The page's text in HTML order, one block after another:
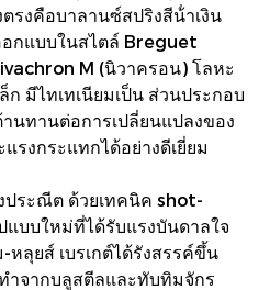
รงคือบาลานซ์สปริงสีน้ําเงิน
กแบบในสไตล์ Breguet
M (นิวาครอน) โลหะ
มีไทเทเนียมเป็น ส่วนประกอบ
นทานต่อการเปลี่ยนแปลงของ
งกระแทกได้อย่างดีเยี่ยม
ประณีต ด้วยเทคนิค shot-
บบใหม่ที่ได้รับแรงบันดาลใจ
ลุยส์ เบรเกต์ได้รังสรรค์ขึ้น
าจากบลูสตีลและทับทิมจักร